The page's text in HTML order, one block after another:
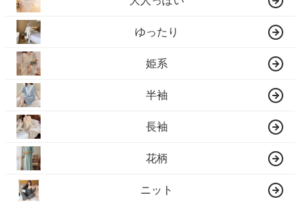
ゆったり
姫系
半袖
長袖
花柄
ニット